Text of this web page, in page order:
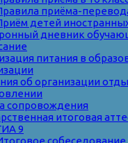
приёма-
детей
дневник
питания в
об организации
сопровождения
итоговая
9